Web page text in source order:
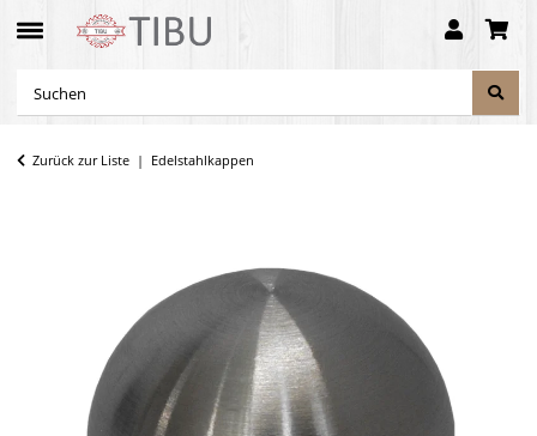
Zurück zur Liste Edelstahlkappen